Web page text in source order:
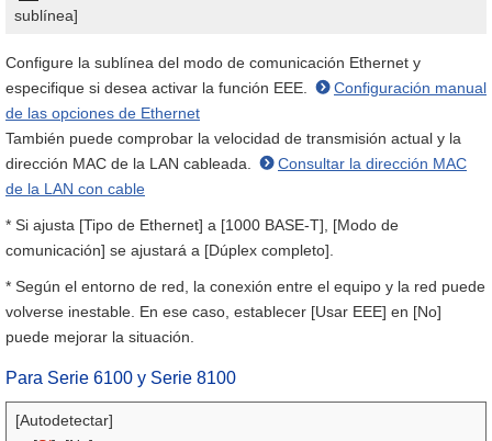
sublínea]
Configure la sublínea del modo de comunicación Ethernet y
especifique si desea activar la función EEE.
Configuración manual
de las opciones de Ethernet
También puede comprobar la velocidad de transmisión actual y la
dirección MAC de la LAN cableada.
Consultar la dirección MAC
de la LAN con cable
* Si ajusta [Tipo de Ethernet] a [1000 BASE-T], [Modo de
comunicación] se ajustará a [Dúplex completo].
* Según el entorno de red, la conexión entre el equipo y la red puede
volverse inestable. En ese caso, establecer [Usar EEE] en [No]
puede mejorar la situación.
Para Serie 6100 y Serie 8100
[Autodetectar]